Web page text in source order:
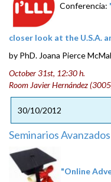
Conferencia:
closer look at the U.S.A.
by PhD. Joana Pierce
October 31st, 12:30 h.
Room Javier Hernández
30/10/2012
Seminarios
"Online